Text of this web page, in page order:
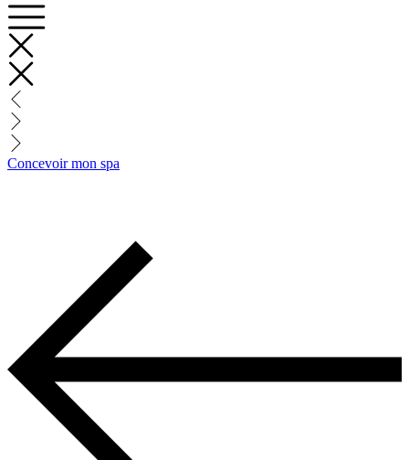
Concevoir mon spa